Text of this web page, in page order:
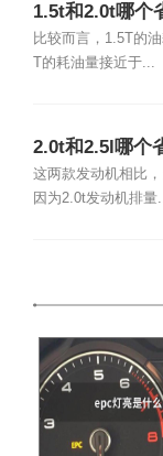
1.5t和2.0t哪个
比较而言，1.5T的
T的耗油量接近于...
2.0t和2.5l哪个
这两款发动机相比
因为2.0t发动机排量